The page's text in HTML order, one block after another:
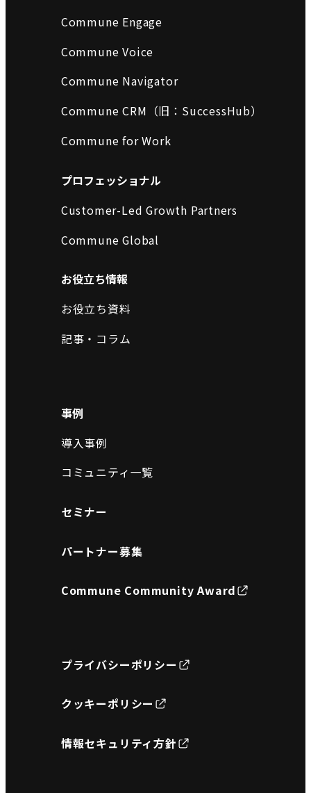
Commune Engage
Commune Voice
Commune Navigator
Commune CRM（旧：SuccessHub）
Commune for Work
プロフェッショナル
Customer-Led Growth Partners
Commune Global
お役立ち情報
お役立ち資料
記事・コラム
事例
導入事例
コミュニティ一覧
セミナー
パートナー募集
Commune Community Award
プライバシーポリシー
クッキーポリシー
情報セキュリティ方針